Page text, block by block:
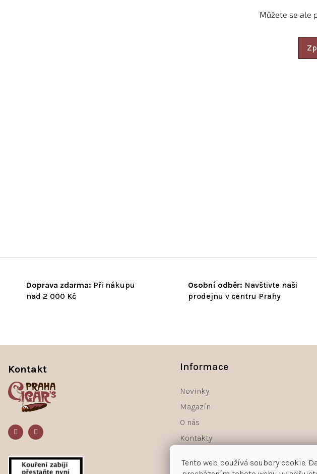
Tento web používá soubory cookie.
Můžete se ale
Doprava zdarma: Při nákupu
nad 2 000 Kč
Osobní odběr: Navštivte naši
prodejnu v centru Prahy
Informace
Novinky
Magazín
O nás
Kontakty
Kontakt